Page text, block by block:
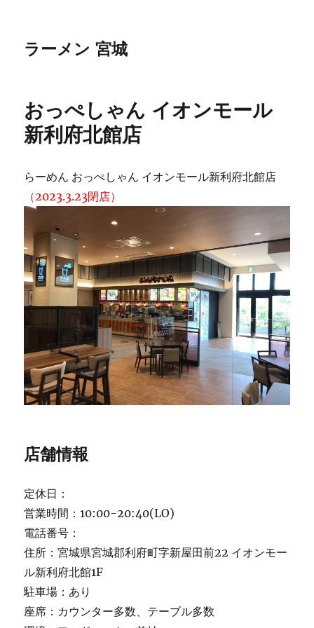
ラーメン 宮城
おっぺしゃん イオンモール
新利府北館店
らーめん おっぺしゃん イオンモール新利府北館店
（2023.3.23閉店）
店舗情報
定休日：
営業時間：10:00-20:40(LO)
電話番号：
住所：宮城県宮城郡利府町字新屋田前22 イオンモー
ル新利府北館1F
駐車場：あり
座席：カウンター多数、テーブル多数